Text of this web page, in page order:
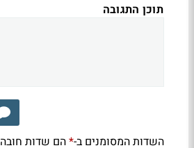
תוכן התגובה
השדות המסומנים ב-*הם שדות חובה